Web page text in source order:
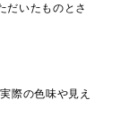
だいたものとさ
際の色味や見え